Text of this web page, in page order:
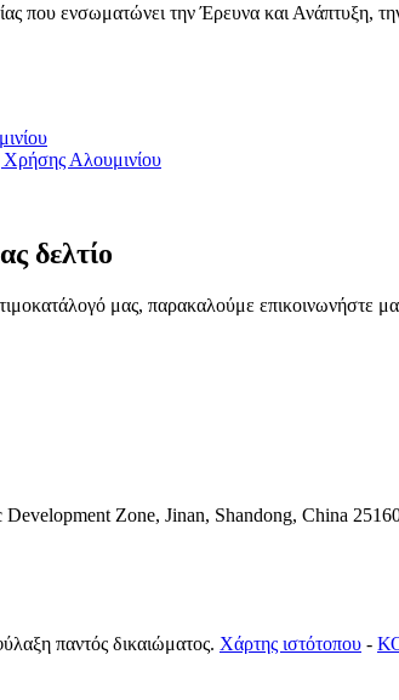
που ενσωματώνει την Έρευνα και Ανάπτυξη,
Αλουμινίου
δελτίο
μας, παρακαλούμε επικοινωνήστε
Zone, Jinan, Shandong, China
παντός δικαιώματος. Χάρτης ιστότοπου -